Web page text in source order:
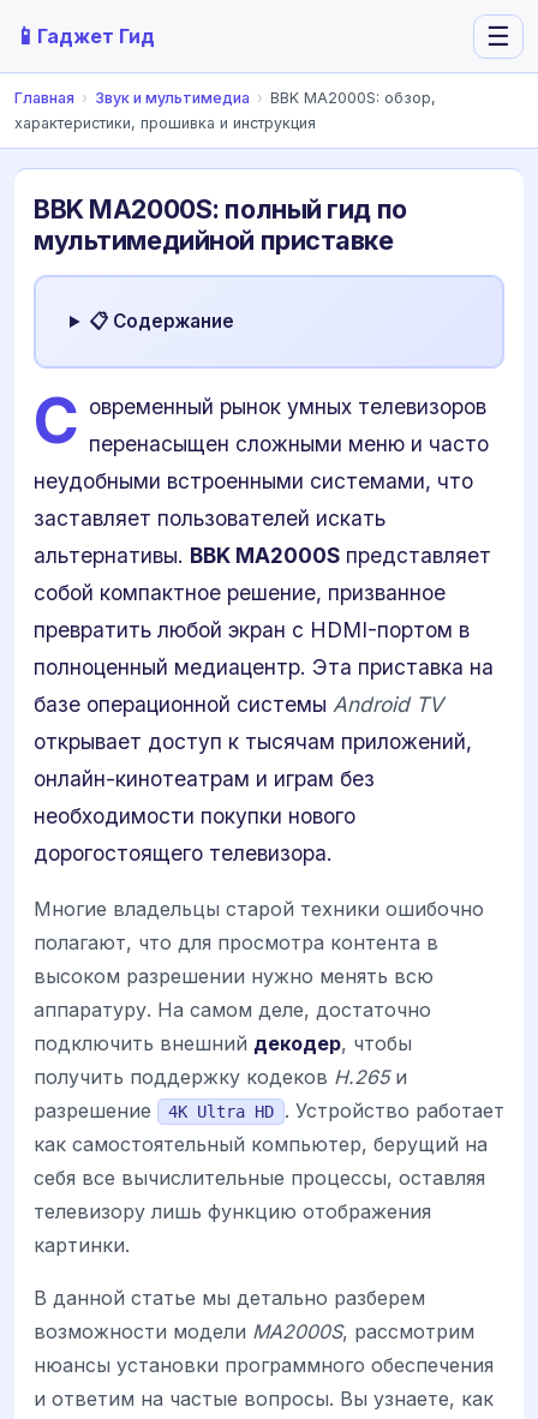
📱 Гаджет Гид ☰
Главная › Звук и мультимедиа › BBK MA2000S: обзор,
характеристики, прошивка и инструкция
BBK MA2000S: полный гид по
мультимедийной приставке
📋 Содержание
С овременный рынок умных телевизоров
перенасыщен сложными меню и часто
неудобными встроенными системами, что
заставляет пользователей искать
альтернативы. BBK MA2000S представляет
собой компактное решение, призванное
превратить любой экран с HDMI-портом в
полноценный медиацентр. Эта приставка на
базе операционной системы Android TV
открывает доступ к тысячам приложений,
онлайн-кинотеатрам и играм без
необходимости покупки нового
дорогостоящего телевизора.
Многие владельцы старой техники ошибочно
полагают, что для просмотра контента в
высоком разрешении нужно менять всю
аппаратуру. На самом деле, достаточно
подключить внешний декодер, чтобы
получить поддержку кодеков H.265и
разрешение
4K Ultra HD
. Устройство работает
как самостоятельный компьютер, берущий на
себя все вычислительные процессы, оставляя
телевизору лишь функцию отображения
картинки.
В данной статье мы детально разберем
возможности модели MA2000S, рассмотрим
нюансы установки программного обеспечения
и ответим на частые вопросы. Вы узнаете, как